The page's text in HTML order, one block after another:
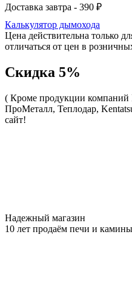
Доставка завтра - 390 ₽
Калькулятор дымохода
Цена действительна только
отличаться от цен в
Скидка 5%
( Кроме продукции компаний
ПроМеталл, Теплодар,
сайт!
Надежный магазин
10 лет продаём печи и камины